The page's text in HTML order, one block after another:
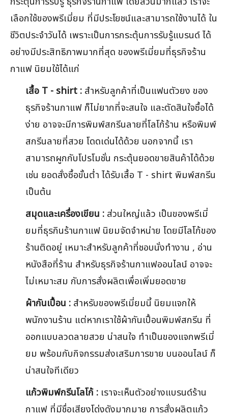
เลือกใช้ของพรีเมี่ยม ที่มีประโยชน์และสามารถใช้งานได้ ใน
ชีวิตประจำวันได้ เพราะเป็นการกระตุ้นการรับรู้แบรนด์ ได้
อย่างมีประสิทธิภาพมากที่สุด ของพรีเมี่ยมที่ธุรกิจร้าน
กาแฟ นิยมใช้ได้แก่
เสื้อ T - shirt : สำหรับลูกค้าที่เป็นแฟนตัวยง ของ
ธุรกิจร้านกาแฟ ก็ไม่ยากที่จะสนใจ และตัดสินใจซื้อได้
ง่าย อาจจะมีการพิมพ์สกรีนลายที่โลโก้ร้าน หรือพิมพ์
สกรีนลายที่สวย โดดเด่นได้ด้วย นอกจากนี้ เรา
สามารถผูกกับโปรโมชั่น กระตุ้นยอดขายสินค้าได้ด้วย
เช่น ยอดสั่งซื้อขั้นต่ำ ได้รับเสื้อ T - shirt พิมพ์สกรีน
เป็นต้น
สมุดและเครื่องเขียน : ส่วนใหญ่แล้ว เป็นของพรีเมี่
ยมที่ธุรกินร้านกาแฟ นิยมจัดจำหน่าย โดยมีโลโก้ของ
ร้านติดอยู่ เหมาะสำหรับลูกค้าที่ชอบนั่งทำงาน , อ่าน
หนังสือที่ร้าน สำหรับธุรกิจร้านกาแฟออนไลน์ อาจจะ
ไม่เหมาะสม กับการสั่งผลิตเพื่อเพิ่มยอดขาย
ผ้ากันเปื้อน : สำหรับของพรีเมี่ยมนี้ นิยมแจกให้
พนักงานร้าน แต่หากเราใช้ผ้ากันเปื้อนพิมพ์สกรีน ที่
ออกแบบลวดลายสวย น่าสนใจ ทำเป็นของแจกพรีเมี่
ยม พร้อมกับกิจกรรมส่งเสริมการขาย บนออนไลน์ ก็
น่าสนใจทีเดียว
แก้วพิมพ์กรีนโลโก้ : เราจะเห็นตัวอย่างแบรนด์ร้าน
กาแฟ ที่มีชื่อเสียงโด่งดังมากมาย การสั่งผลิตแก้ว